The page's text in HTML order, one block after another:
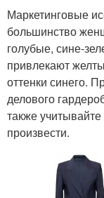
Маркетинговые
большинство
голубые, сине-
привлекают
оттенки синего.
делового
также
произвести.